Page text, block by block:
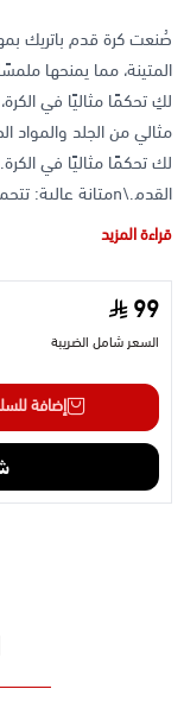
صُنعت كرة قدم باتريك
المتينة، مما يمنحها
قراءة المزيد
99
السعر شامل الضريبة
إضافة